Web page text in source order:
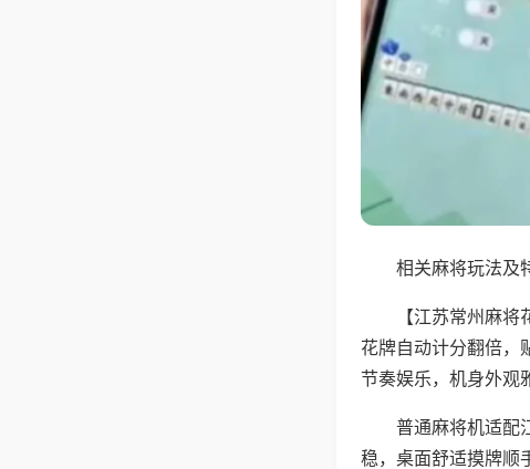
相关麻将玩法及
【江苏常州麻
花牌自动计分翻倍，
节奏娱乐，机身外观
普通麻将机适配
稳，桌面舒适摸牌顺